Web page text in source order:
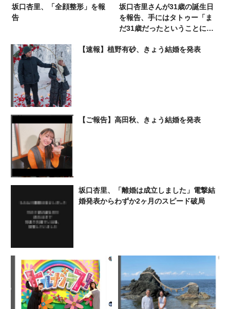
坂口杏里、「全顔整形」を報
告
坂口杏里さんが31歳の誕生日
を報告、手にはタトゥー「ま
だ31歳だったということに驚
【速報】植野有砂、きょう結婚を発表
【ご報告】高田秋、きょう結婚を発表
坂口杏里、「離婚は成立しました」電撃結
婚発表からわずか2ヶ月のスピード破局